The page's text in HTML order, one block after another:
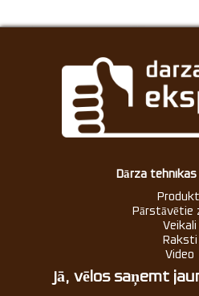
Dārza
Pārstāvētie
Veikali
Raksti
Video
Jā, vēlos saņemt